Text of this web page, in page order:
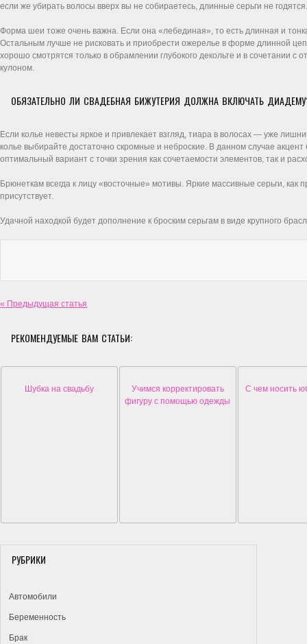
если же убирать волосы вверх вы не собираетесь, длинные серьги не
Форма шеи тоже очень важна. Если она «лебединая», то есть длинная и
Остальным лучше не рисковать и приобрести ожерелье в форме длинной
хорошо смотрятся только в обрамлении глубокого декольте и в сочетании
кулоном.
ОБЯЗАТЕЛЬНО ЛИ СВАДЕБНАЯ БИЖУТЕРИЯ ДОЛЖНА ВКЛЮЧАТЬ
Если колье невесты яркое и привлекает взгляд, тиара в волосах — уже
колье выбирайте достаточно скромные и неброские. В данном случае
оптимальный вариант с точки зрения как сочетаемости элементов, так и
Брюнеткам всегда к лицу «восточные» мотивы. Яркие массивные серьги,
присутствует.
Удачной находкой будет дополнение к броским серьгам в виде крупного
« Предыдущая статья
РЕКОМЕНДУЕМЫЕ ВАМ СТАТЬИ:
Шубка на свадьбу
Учимся корректировать
фигуру с помощью одежды
С чем носить
РУБРИКИ
Автомобили
Беременность
Брак